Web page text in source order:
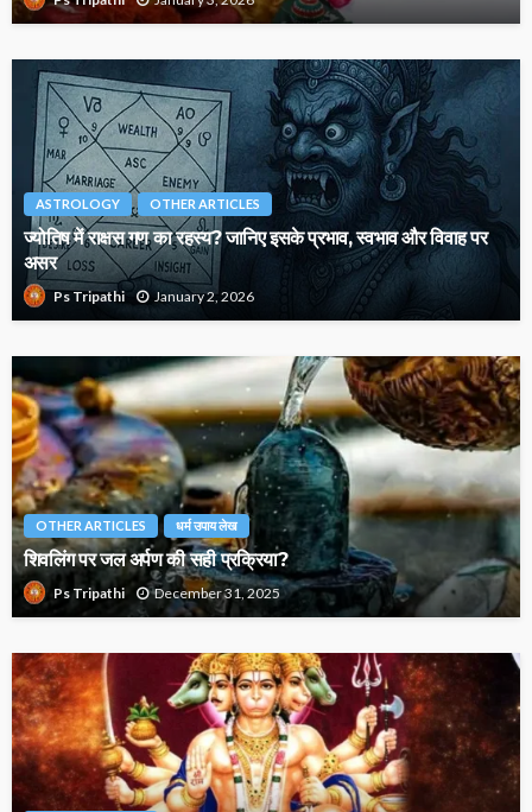
ASTROLOGY OTHER ARTICLES
ज्योतिष में राक्षस गण का रहस्य? जानिए इसके प्रभाव, स्वभाव और विवाह पर
असर
Ps Tripathi January 2, 2026
OTHER ARTICLES धर्म उपाय लेख
शिवलिंग पर जल अर्पण की सही प्रक्रिया?
Ps Tripathi December 31, 2025